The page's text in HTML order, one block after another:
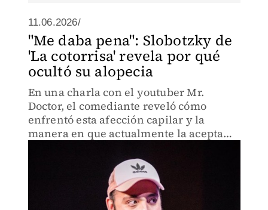
11.06.2026/
"Me daba pena": Slobotzky de
'La cotorrisa' revela por qué
ocultó su alopecia
En una charla con el youtuber Mr.
Doctor, el comediante reveló cómo
enfrentó esta afección capilar y la
manera en que actualmente la acepta